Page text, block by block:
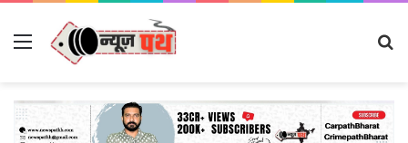
Menu